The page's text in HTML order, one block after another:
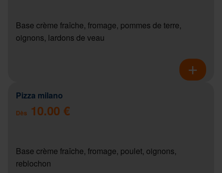
Base crème fraîche, fromage, pommes de terre,
oignons, lardons de veau
Pizza milano
Dès 10.00 €
Base crème fraîche, fromage, poulet, oignons,
reblochon